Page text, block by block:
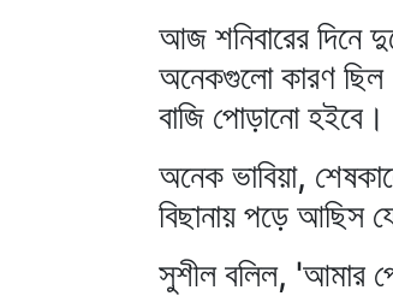
আজ শনিবারের দিনে
অনেকগুলো কারণ
বাজি পোড়ানো হইবে।
অনেক ভাবিয়া,
বিছানায় পড়ে আছিস
সুশীল বলিল, 'আমার